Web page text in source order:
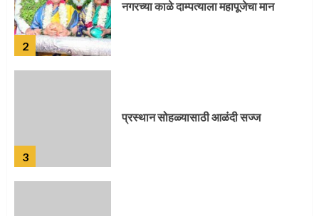
3
प्रस्थान सोहळ्यासाठी आळंदी सज्ज
4
संत दासगणू महाराज पुण्यतिथी